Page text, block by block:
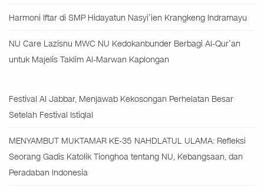
Harmoni Iftar di SMP Hidayatun Nasyi’ien Krangkeng Indramayu
NU Care Lazisnu MWC NU Kedokanbunder Berbagi Al-Qur’an
untuk Majelis Taklim Al-Marwan Kaplongan
Festival Al Jabbar, Menjawab Kekosongan Perhelatan Besar
Setelah Festival Istiqlal
MENYAMBUT MUKTAMAR KE-35 NAHDLATUL ULAMA: Refleksi
Seorang Gadis Katolik Tionghoa tentang NU, Kebangsaan, dan
Peradaban Indonesia